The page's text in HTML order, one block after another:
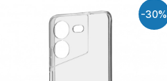
-30%